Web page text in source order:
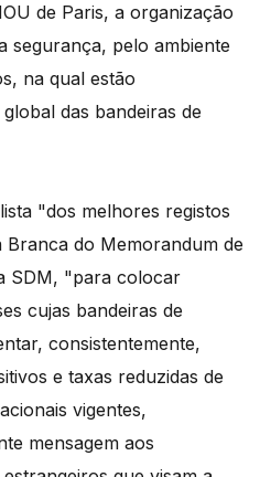
de Paris, a organização
segurança, pelo ambiente
na qual estão
das bandeiras de
"dos melhores registos
Branca do Memorandum de
SDM, "para colocar
cujas bandeiras de
consistentemente,
e taxas reduzidas de
vigentes,
mensagem aos